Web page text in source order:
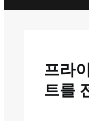
프라
트를